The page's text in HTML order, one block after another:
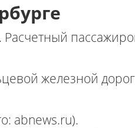
железной